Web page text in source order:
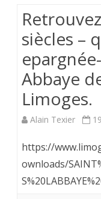
siècles –
Abbaye
Limoges.
Alain Texier
https://
ownloads/